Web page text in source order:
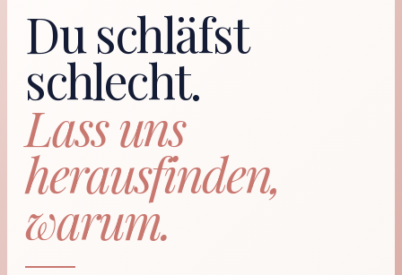
Du schläfst
schlecht.
Lass uns
herausfinden,
warum.